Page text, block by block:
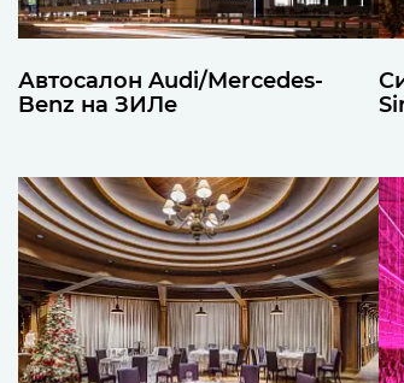
Автосалон Audi/Mercedes-
Benz на ЗИЛе